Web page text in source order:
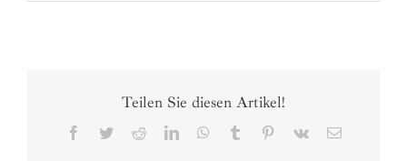
Teilen Sie diesen Artikel!
Facebook
TwitterRedditLinkedInWhatsApp
Tumblr Pinterest
Vk
E-